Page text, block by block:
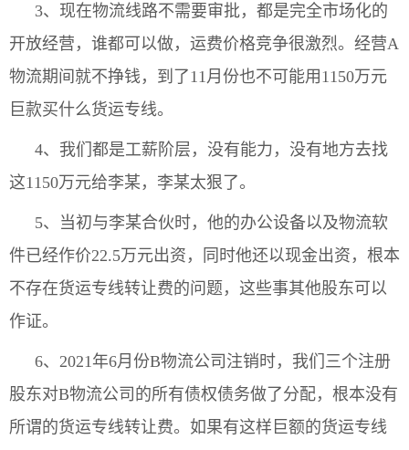
3、现在物流线路不需要审批，都是完全市场化的
开放经营，谁都可以做，运费价格竞争很激烈。经营A
物流期间就不挣钱，到了11月份也不可能用1150万元
巨款买什么货运专线。
4、我们都是工薪阶层，没有能力，没有地方去找
这1150万元给李某，李某太狠了。
5、当初与李某合伙时，他的办公设备以及物流软
件已经作价22.5万元出资，同时他还以现金出资，根本
不存在货运专线转让费的问题，这些事其他股东可以
作证。
6、2021年6月份B物流公司注销时，我们三个注册
股东对B物流公司的所有债权债务做了分配，根本没有
所谓的货运专线转让费。如果有这样巨额的货运专线